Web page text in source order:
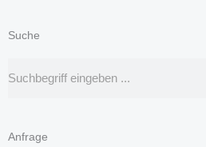
Suche
Anfrage